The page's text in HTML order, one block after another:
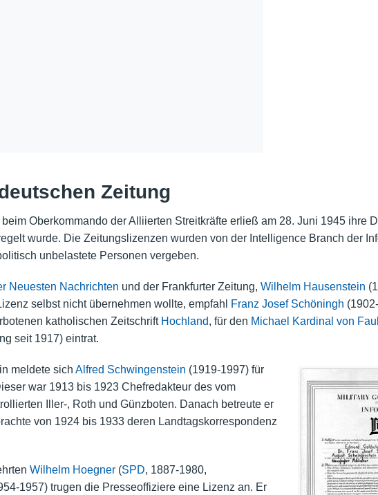
Zeitung
Oberkommando der Alliierten Streitkräfte erließ am 28. Juni 1945 ihre
wurde. Die Zeitungslizenzen wurden von der Intelligence Branch der
unbelastete Personen vergeben.
Neuesten Nachrichten und der Frankfurter Zeitung, Wilhelm Hausenstein
selbst nicht übernehmen wollte, empfahl
Franz Josef Schöningh
katholischen Zeitschrift Hochland, für den Michael Kardinal von
seit 1917) eintrat.
meldete sich Alfred Schwingenstein (1919-1997) für
war 1913 bis 1923 Chefredakteur des vom
Iller-, Roth und Günzboten. Danach betreute er
von 1924 bis 1933 deren Landtagskorrespondenz
Wilhelm Hoegner(SPD, 1887-1980,
1957) trugen die Presseoffiziere eine Lizenz an. Er